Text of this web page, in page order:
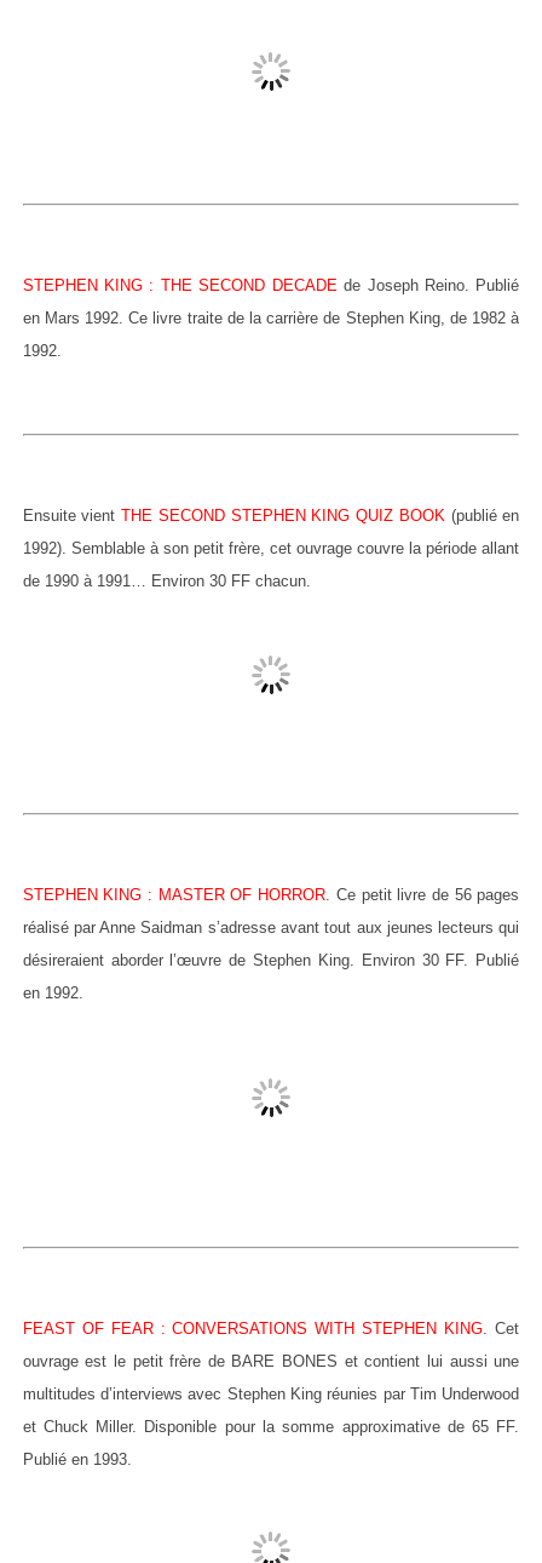
STEPHEN KING : THE SECOND DECADEde Joseph Reino. Publié
en Mars 1992. Ce livre traite de la carrière de Stephen King, de 1982 à
1992.
Ensuite vientTHE SECOND STEPHEN KING QUIZ BOOK(publié en
1992). Semblable à son petit frère, cet ouvrage couvre la période allant
de 1990 à 1991… Environ 30 FF chacun.
STEPHEN KING : MASTER OF HORROR. Ce petit livre de 56 pages
réalisé par Anne Saidman s’adresse avant tout aux jeunes lecteurs qui
désireraient aborder l’œuvre de Stephen King. Environ 30 FF. Publié
en 1992.
FEAST OF FEAR : CONVERSATIONS WITH STEPHEN KING. Cet
ouvrage est le petit frère de BARE BONES et contient lui aussi une
multitudes d’interviews avec Stephen King réunies par Tim Underwood
et Chuck Miller. Disponible pour la somme approximative de 65 FF.
Publié en 1993.